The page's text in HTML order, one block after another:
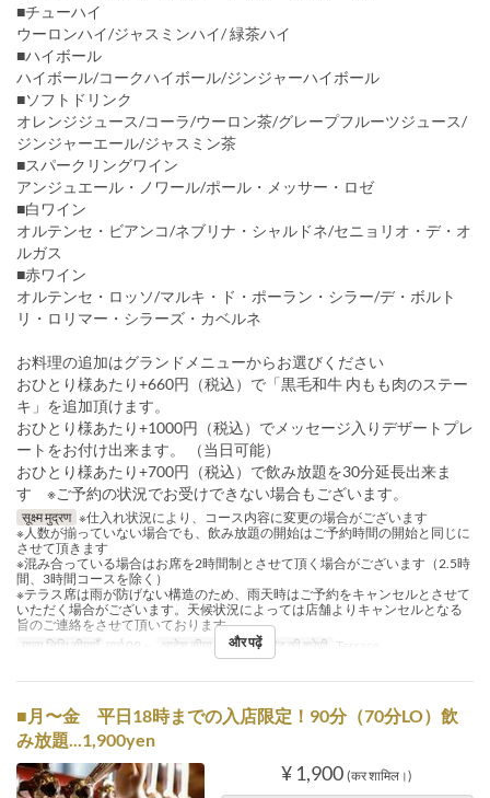
■チューハイ
ウーロンハイ/ジャスミンハイ/ 緑茶ハイ
■ハイボール
ハイボール/コークハイボール/ジンジャーハイボール
■ソフトドリンク
オレンジジュース/コーラ/ウーロン茶/グレープフルーツジュース/
ジンジャーエール/ジャスミン茶
■スパークリングワイン
アンジュエール・ノワール/ポール・メッサー・ロゼ
■白ワイン
オルテンセ・ビアンコ/ネブリナ・シャルドネ/セニョリオ・デ・オ
ルガス
■赤ワイン
オルテンセ・ロッソ/マルキ・ド・ポーラン・シラー/デ・ボルト
リ・ロリマー・シラーズ・カベルネ
お料理の追加はグランドメニューからお選びください
おひとり様あたり+660円（税込）で「黒毛和牛 内もも肉のステー
キ」を追加頂けます。
おひとり様あたり+1000円（税込）でメッセージ入りデザートプレ
ートをお付け出来ます。 （当日可能）
おひとり様あたり+700円（税込）で飲み放題を30分延長出来ま
す ※ご予約の状況でお受けできない場合もございます。
सूक्ष्म मुद्रण ※仕入れ状況により、コース内容に変更の場合がございます
※人数が揃っていない場合でも、飲み放題の開始はご予約時間の開始と同じに
させて頂きます
※混み合っている場合はお席を2時間制とさせて頂く場合がございます（2.5時
間、3時間コースを除く）
※テラス席は雨が防げない構造のため、雨天時はご予約をキャンセルとさせて
いただく場合がございます。天候状況によっては店舗よりキャンセルとなる
旨のご連絡をさせて頂いております。
मान्य तिथि सीमाएँ मार्च 09 ~ आदेश सीमा 2 ~ 30 सीट की श्रेणी Terrace
और पढ़ें
■月〜金 平日18時までの入店限定！90分（70分LO）飲
み放題...1,900yen
¥ 1,900 (कर शामिल।)